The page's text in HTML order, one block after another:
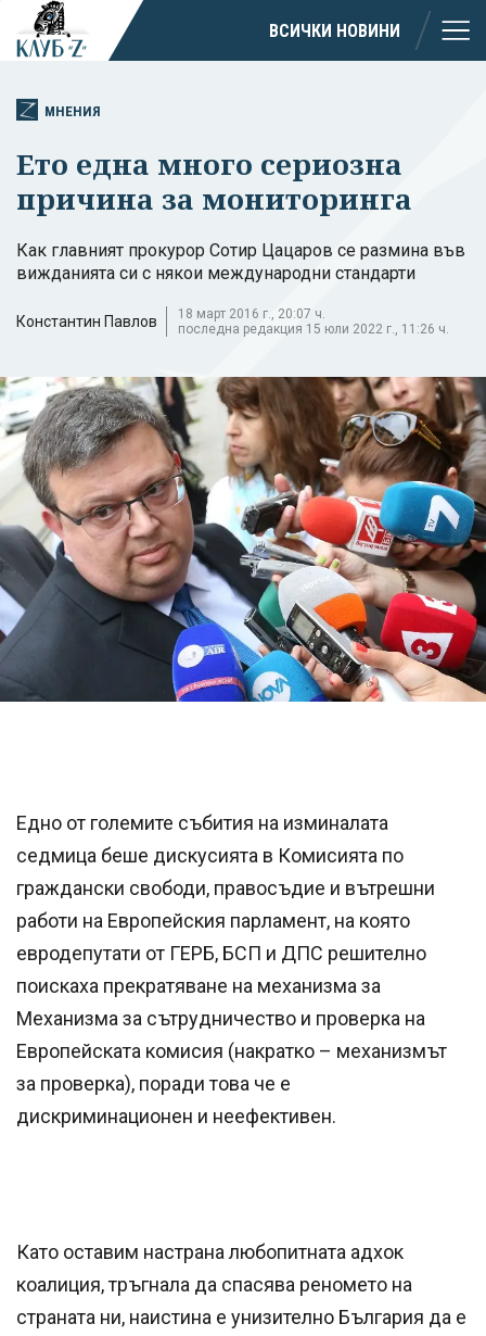
ВСИЧКИ НОВИНИ
МНЕНИЯ
Ето една много сериозна
причина за мониторинга
Как главният прокурор Сотир Цацаров се размина във
вижданията си с някои международни стандарти
Константин Павлов
18 март 2016 г., 20:07 ч.
последна редакция 15 юли 2022 г., 11:26 ч.
Едно от големите събития на изминалата
седмица беше дискусията в Комисията по
граждански свободи, правосъдие и вътрешни
работи на Европейския парламент, на която
евродепутати от ГЕРБ, БСП и ДПС решително
поискаха прекратяване на механизма за
Механизма за сътрудничество и проверка на
Европейската комисия (накратко – механизмът
за проверка), поради това че е
дискриминационен и неефективен.
Като оставим настрана любопитната адхок
коалиция, тръгнала да спасява реномето на
страната ни, наистина е унизително България да е